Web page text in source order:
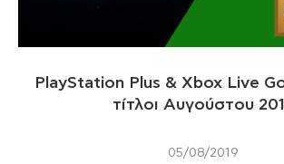
PlayStation Plus & Xbox Live
τίτλοι Αυγούστου
05/08/2019